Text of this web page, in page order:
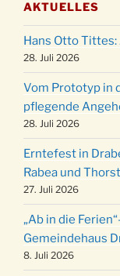
11.12.
Puer-
Robert-
19.12.
12 Uhr
20.12.
der
24.12.
24.12.
24.12.
15:00
24.12.
18:00
AKTUELLES
Hans Otto
28. Juli 2026
Vom Prototyp in
pflegende
28. Juli 2026
Erntefest in
Rabea und
27. Juli 2026
„Ab in die
Gemeindehaus
8. Juli 2026